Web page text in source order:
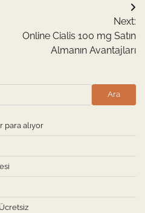
Next:
Online Cialis 100 mg Satın
Almanın Avantajları
Ara
para alıyor